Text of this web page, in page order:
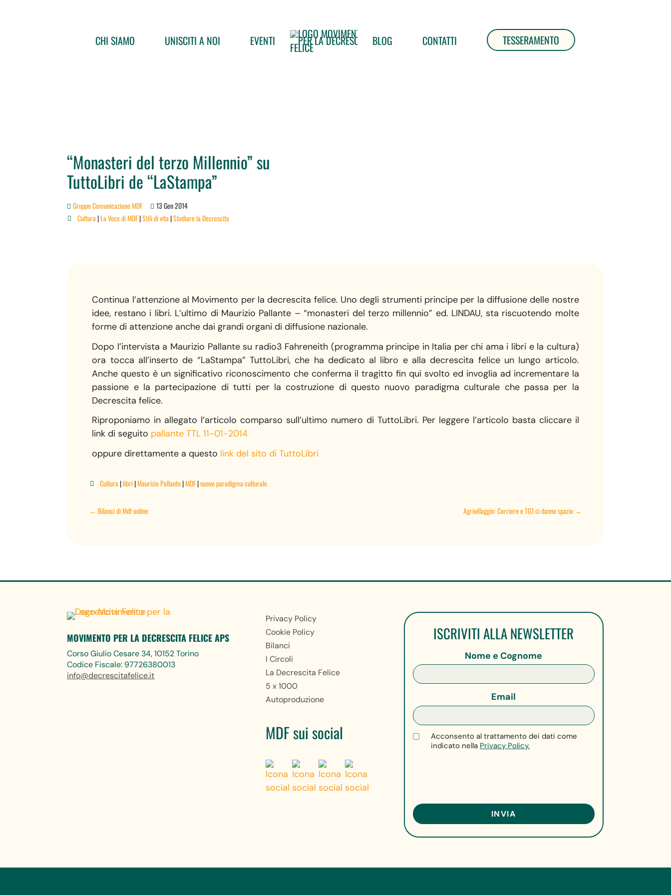
CHI SIAMO UNISCITI A NOI EVENTI BLOG CONTATTI TESSERAMENTO
“Monasteri del terzo Millennio” su
TuttoLibri de “LaStampa”
Gruppo Comunicazione MDF 13 Gen 2014
 Cultura|La Voce di MDF|Stili di vita|Studiare la Decrescita
Continua l’attenzione al Movimento per la decrescita felice. Uno degli strumenti principe per la diffusione delle nostre
idee, restano i libri. L’ultimo di Maurizio Pallante – “monasteri del terzo millennio” ed. LINDAU, sta riscuotendo molte
forme di attenzione anche dai grandi organi di diffusione nazionale.
Dopo l’intervista a Maurizio Pallante su radio3 Fahreneith (programma principe in Italia per chi ama i libri e la cultura)
ora tocca all’inserto de “LaStampa” TuttoLibri, che ha dedicato al libro e alla decrescita felice un lungo articolo.
Anche questo è un significativo riconoscimento che conferma il tragitto fin qui svolto ed invoglia ad incrementare la
passione e la partecipazione di tutti per la costruzione di questo nuovo paradigma culturale che passa per la
Decrescita felice.
Riproponiamo in allegato l’articolo comparso sull’ultimo numero di TuttoLibri. Per leggere l’articolo basta cliccare il
link di seguito pallante TTL 11-01-2014
oppure direttamente a questo link del sito di TuttoLibri
 Cultura|libri|Maurizio Pallante|MDF|nuovo paradigma culturale
←Bilanci di Mdf online Agrivillaggio: Corriere e TG1 ci danno spazio→
MOVIMENTO PER LA DECRESCITA FELICE APS
Corso Giulio Cesare 34, 10152 Torino
Codice Fiscale: 97726380013
info@decrescitafelice.it
Privacy Policy
Cookie Policy
Bilanci
I Circoli
La Decrescita Felice
5 x 1000
Autoproduzione
MDF sui social
ISCRIVITI ALLA NEWSLETTER
Nome e Cognome
Email
Acconsento al trattamento dei dati come
indicato nella Privacy Policy.